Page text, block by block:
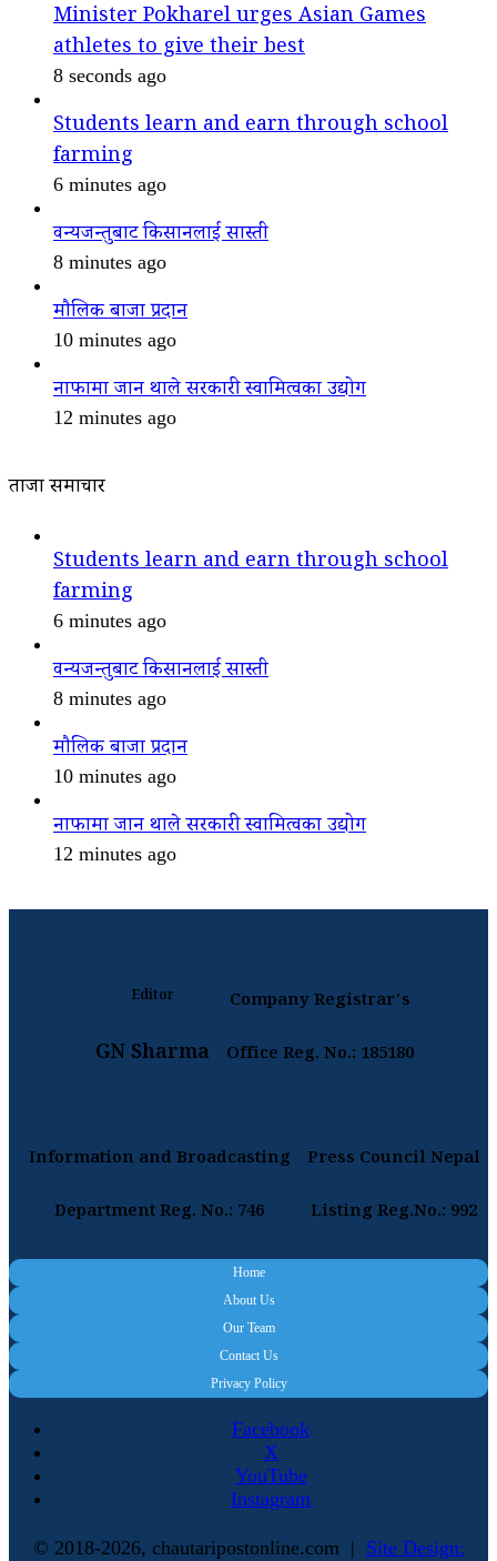
Minister Pokharel urges Asian Games
athletes to give their best
8 seconds ago
Students learn and earn through school
farming
6 minutes ago
वन्यजन्तुबाट किसानलाई सास्ती
8 minutes ago
मौलिक बाजा प्रदान
10 minutes ago
नाफामा जान थाले सरकारी स्वामित्वका उद्योग
12 minutes ago
ताजा समाचार
Students learn and earn through school
farming
6 minutes ago
वन्यजन्तुबाट किसानलाई सास्ती
8 minutes ago
मौलिक बाजा प्रदान
10 minutes ago
नाफामा जान थाले सरकारी स्वामित्वका उद्योग
12 minutes ago
Editor
GN Sharma
Company Registrar's
Office Reg. No.: 185180
Information and Broadcasting
Department Reg. No.: 746
Press Council Nepal
Listing Reg.No.: 992
Home
About Us
Our Team
Contact Us
Privacy Policy
Facebook
X
YouTube
Instagram
© 2018-2026, chautaripostonline.com | Site Design: